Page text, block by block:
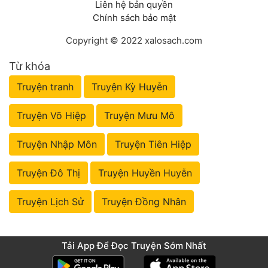
Liên hệ bản quyền
Chính sách bảo mật
Copyright © 2022 xalosach.com
Từ khóa
Truyện tranh Truyện Kỳ Huyễn
Truyện Võ Hiệp Truyện Mưu Mô
Truyện Nhập Môn Truyện Tiên Hiệp
Truyện Đô Thị Truyện Huyền Huyễn
Truyện Lịch Sử Truyện Đồng Nhân
Tải App Để Đọc Truyện Sớm Nhất